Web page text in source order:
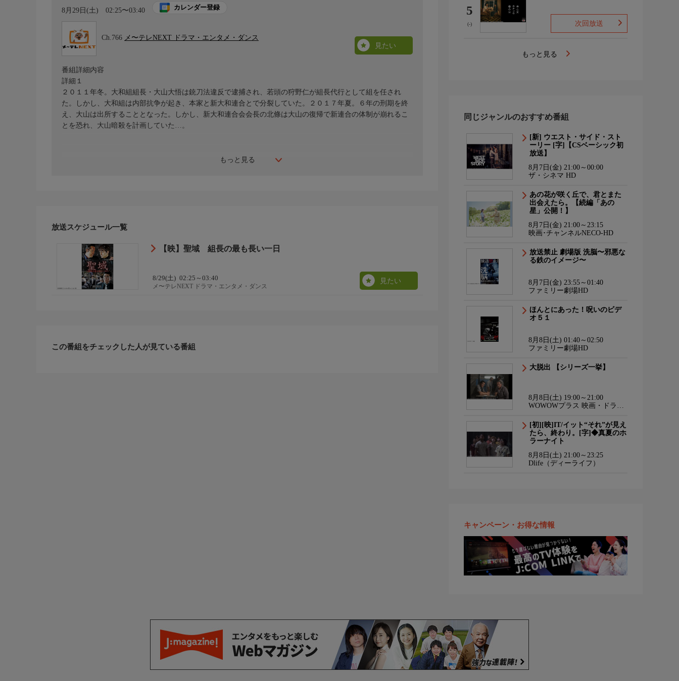
8月29日(土) 02:25〜03:40 カレンダー登録
Ch.766 メ〜テレNEXT ドラマ・エンタメ・ダンス
見たい
もっと見る
番組詳細内容
詳細１
２０１１年冬。大和組組長・大山大悟は銃刀法違反で逮捕され、若頭の狩野仁が組長代行として組を任され
た。しかし、大和組は内部抗争が起き、本家と新大和連合とで分裂していた。２０１７年夏。６年の刑期を終
え、大山は出所することとなった。しかし、新大和連合会会長の北條は大山の復帰で新連合の体制が崩れるこ
とを恐れ、大山暗殺を計画していた…。
放送スケジュール一覧
【映】聖域 組長の最も長い一日
8/29(土) 02:25～03:40
メ〜テレNEXT ドラマ・エンタメ・ダンス
見たい
この番組をチェックした人が見ている番組
5
(-) 次回放送
もっと見る
同じジャンルのおすすめ番組
[新] ウエスト・サイド・スト
ーリー [字]【CSベーシック初
放送】
8月7日(金) 21:00～00:00
ザ・シネマ HD
あの花が咲く丘で、君とまた
出会えたら。【続編「あの
星」公開！】
8月7日(金) 21:00～23:15
映画･チャンネルNECO-HD
放送禁止 劇場版 洗脳〜邪悪な
る鉄のイメージ〜
8月7日(金) 23:55～01:40
ファミリー劇場HD
ほんとにあった！呪いのビデ
オ５１
8月8日(土) 01:40～02:50
ファミリー劇場HD
大脱出 【シリーズ一挙】
8月8日(土) 19:00～21:00
WOWOWプラス 映画・ドラ
[初][映]IT/イット“それ”が見え
たら、終わり。[字]◆真夏のホ
ラーナイト
8月8日(土) 21:00～23:25
Dlife（ディーライフ）
キャンペーン・お得な情報